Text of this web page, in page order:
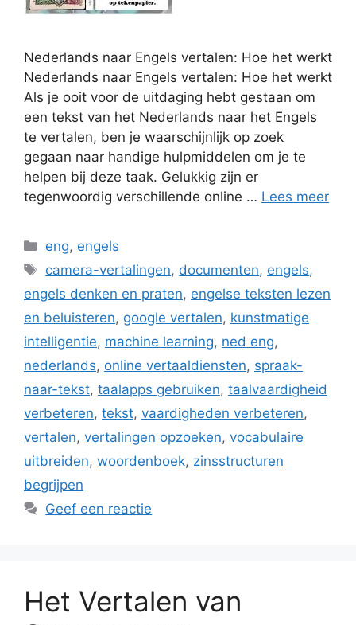
Nederlands naar Engels vertalen: Hoe het werkt
Nederlands naar Engels vertalen: Hoe het werkt
Als je ooit voor de uitdaging hebt gestaan om
een tekst van het Nederlands naar het Engels
te vertalen, ben je waarschijnlijk op zoek
gegaan naar handige hulpmiddelen om je te
helpen bij deze taak. Gelukkig zijn er
tegenwoordig verschillende online … Lees meer
Categorieën
eng, engels
Tags
camera-vertalingen, documenten, engels,
engels denken en praten, engelse teksten lezen
en beluisteren, google vertalen, kunstmatige
intelligentie, machine learning, ned eng,
nederlands, online vertaaldiensten, spraak-
naar-tekst, taalapps gebruiken, taalvaardigheid
verbeteren, tekst, vaardigheden verbeteren,
vertalen, vertalingen opzoeken, vocabulaire
uitbreiden, woordenboek, zinsstructuren
begrijpen
Geef een reactie
Het Vertalen van